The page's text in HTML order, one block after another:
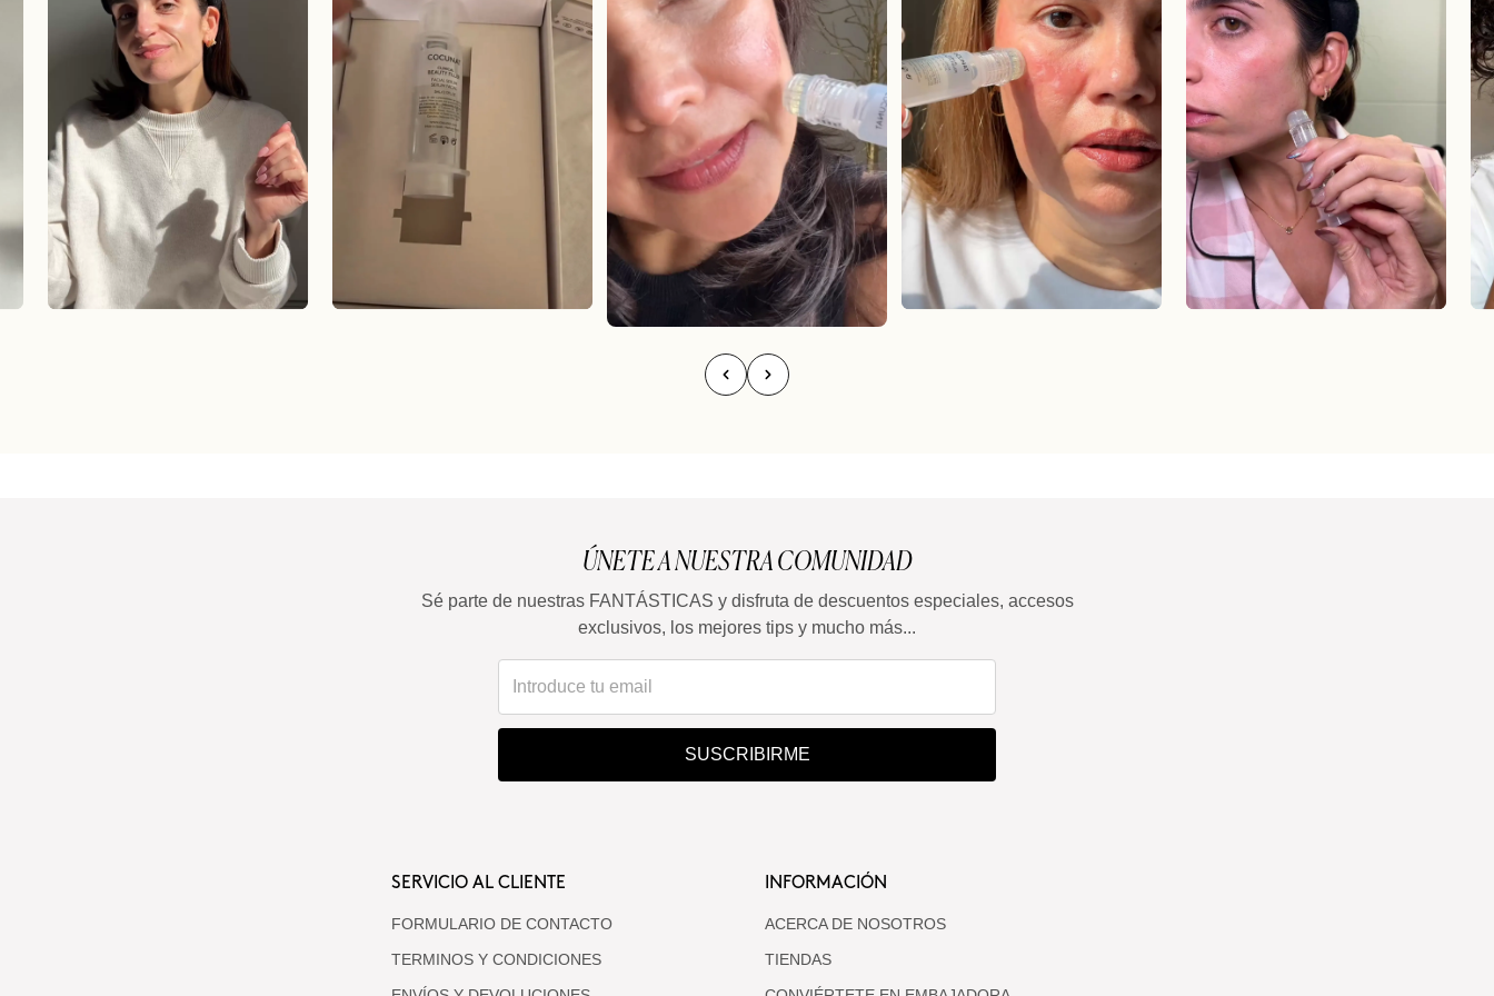
ÚNETE A NUESTRA COMUNIDAD
Sé parte de nuestras FANTÁSTICAS y disfruta de descuentos especiales, accesos
exclusivos, los mejores tips y mucho más...
SUSCRIBIRME
SERVICIO AL CLIENTE
FORMULARIO DE CONTACTO
TERMINOS Y CONDICIONES
INFORMACIÓN
ACERCA DE NOSOTROS
TIENDAS